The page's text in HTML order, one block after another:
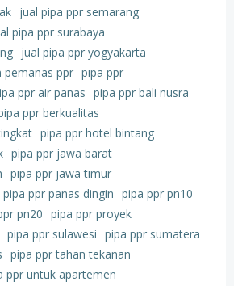
jual pipa ppr semarang
pipa ppr surabaya
jual pipa ppr yogyakarta
pemanas ppr pipa ppr
ppr air panas pipa ppr bali nusra
ppr berkualitas
pipa ppr hotel bintang
pipa ppr jawa barat
pipa ppr jawa timur
pipa ppr panas dingin pipa ppr pn10
pn20 pipa ppr proyek
pipa ppr sulawesi pipa ppr sumatera
pipa ppr tahan tekanan
ppr untuk apartemen